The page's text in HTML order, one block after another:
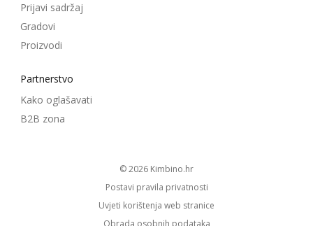
Prijavi sadržaj
Gradovi
Proizvodi
Partnerstvo
Kako oglašavati
B2B zona
© 2026
kimbino.hr
Postavi pravila privatnosti
Uvjeti korištenja web stranice